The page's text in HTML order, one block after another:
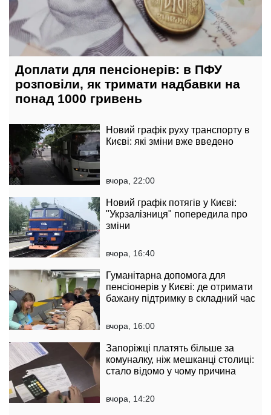
Доплати для пенсіонерів: в ПФУ
розповіли, як тримати надбавки на
понад 1000 гривень
Новий графік руху транспорту в
Києві: які зміни вже введено
вчора, 22:00
Новий графік потягів у Києві:
"Укрзалізниця" попередила про
зміни
вчора, 16:40
Гуманітарна допомога для
пенсіонерів у Києві: де отримати
бажану підтримку в складний час
вчора, 16:00
Запоріжці платять більше за
комуналку, ніж мешканці столиці:
стало відомо у чому причина
вчора, 14:20